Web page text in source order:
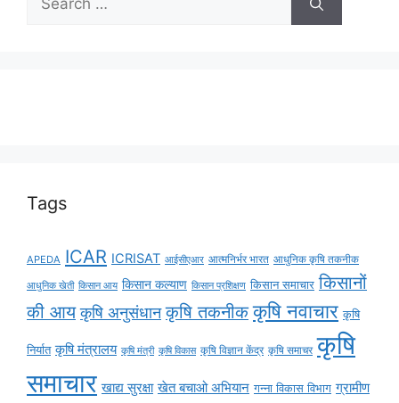
Tags
APEDA ICAR ICRISAT आईसीएआर आत्मनिर्भर भारत आधुनिक कृषि तकनीक
आधुनिक खेती किसान आय किसान कल्याण किसान प्रशिक्षण किसान समाचार किसानों
की आय कृषि अनुसंधान कृषि तकनीक कृषि नवाचार कृषि
निर्यात कृषि मंत्रालय कृषि मंत्री कृषि विकास कृषि विज्ञान केंद्र कृषि समाचर कृषि
समाचार खाद्य सुरक्षा खेत बचाओ अभियान गन्ना विकास विभाग ग्रामीण